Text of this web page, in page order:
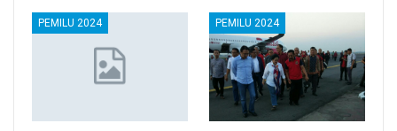
PEMILU 2024 PEMILU 2024